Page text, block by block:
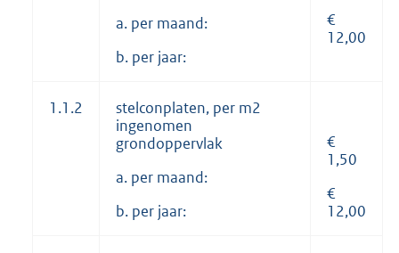
a. per maand:
b. per jaar:
€
12,00
1.1.2
stelconplaten, per m2
ingenomen
grondoppervlak
a. per maand:
b. per jaar:
€
1,50
€
12,00